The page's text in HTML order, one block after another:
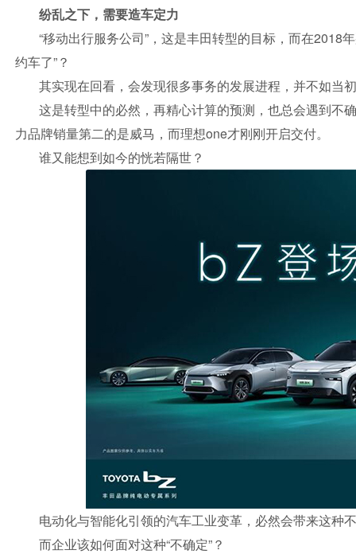
纷乱之下，需要造车定力
“移动出行服务公司”，这是丰田转型的目标，而在2018
约车了”？
其实现在回看，会发现很多事务的发展进程，并不如当
这是转型中的必然，再精心计算的预测，也总会遇到不
力品牌销量第二的是威马，而理想one才刚刚开启交付。
谁又能想到如今的恍若隔世？
电动化与智能化引领的汽车工业变革，必然会带来这种
而企业该如何面对这种“不确定”？